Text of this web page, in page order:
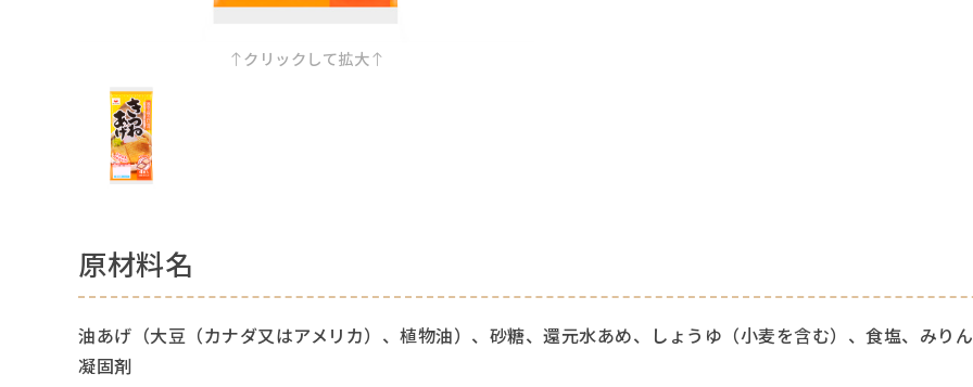
クリックして拡大
原材料名
油あげ（大豆（カナダ又はアメリカ）、植物油）、砂糖、還元水あめ、しょうゆ（小麦を含む）、食塩、みり
凝固剤